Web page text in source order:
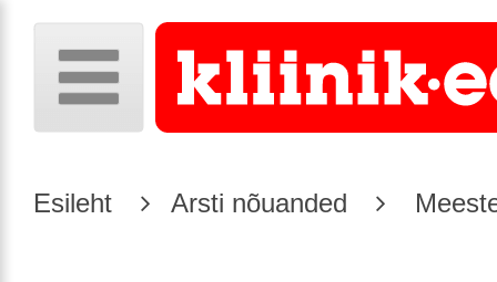
Esileht Arsti nõuanded